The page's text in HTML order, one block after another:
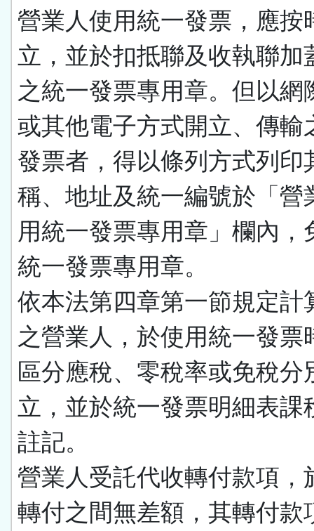
營業人使用統一發票，應按
立，並於扣抵聯及收執聯加
之統一發票專用章。但以網
或其他電子方式開立、傳輸
發票者，得以條列方式列印
稱、地址及統一編號於「營
用統一發票專用章」欄內，
統一發票專用章。
依本法第四章第一節規定計
之營業人，於使用統一發票
區分應稅、零稅率或免稅分
立，並於統一發票明細表課
註記。
營業人受託代收轉付款項，
轉付之間無差額，其轉付款